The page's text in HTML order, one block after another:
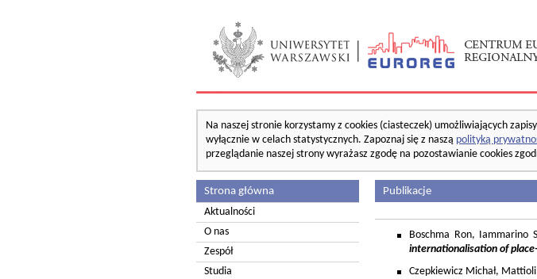
Na naszej stronie korzystamy z cookies (ciasteczek) umożliwiających
wyłącznie w celach statystycznych. Zapoznaj się z naszą polityką
przeglądanie naszej strony wyrażasz zgodę na pozostawianie cookies
Strona główna
Aktualności
O nas
Zespół
Studia
Publikacje
Boschma Ron, Iammarino
internationalisation of
Czepkiewicz Michał,